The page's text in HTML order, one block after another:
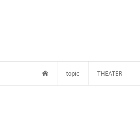
topic THEATER